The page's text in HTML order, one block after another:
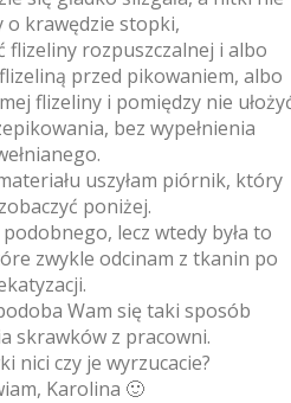
o krawędzie stopki,
flizeliny rozpuszczalnej i albo
przed pikowaniem, albo
flizeliny i pomiędzy nie
bez wypełnienia
uszyłam piórnik, który
poniżej.
podobnego, lecz wtedy była to
zwykle odcinam z tkanin po
Wam się taki sposób
skrawków z pracowni.
nici czy je wyrzucacie?
Karolina 🙂